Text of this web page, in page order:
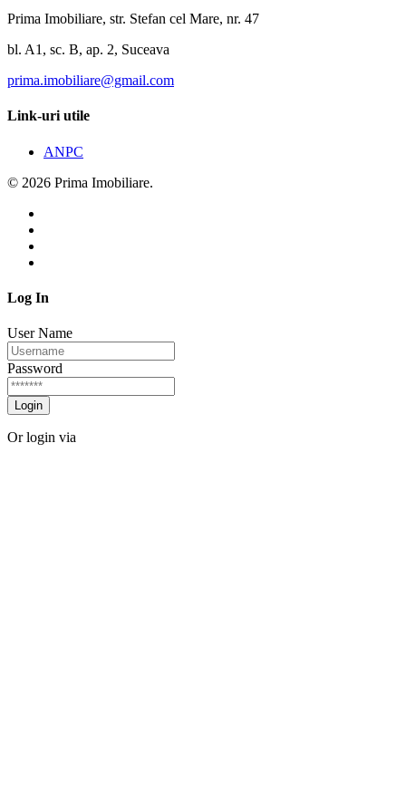
Prima Imobiliare, str. Stefan cel Mare, nr. 47
bl. A1, sc. B, ap. 2, Suceava
prima.imobiliare@gmail.com
Link-uri utile
ANPC
© 2026 Prima Imobiliare.
Log In
User Name
Password
Login
Or login via